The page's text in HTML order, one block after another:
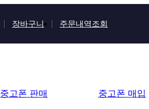
장바구니 주문내역조회
중고폰 판매 중고폰 매입